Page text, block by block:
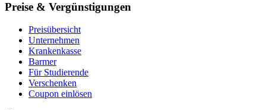
Preise & Vergünstigungen
Preisübersicht
Unternehmen
Krankenkasse
Barmer
Für Studierende
Ver­schen­ken
Coupon einlösen